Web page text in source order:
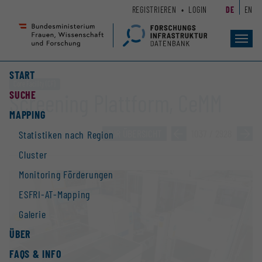
Seiteninhalt
Accesskey
Hauptnavigation
Accesskey
START
SUCHE
MAPPING
Statistiken nach Region
Cluster
Monitoring Förderungen
ESFRI-AT-Mapping
Galerie
ÜBER
FAQS & INFO
REGISTRIEREN LOGIN DE EN
Screening Plattform, CeMM
ZUR ÜBERSICHT